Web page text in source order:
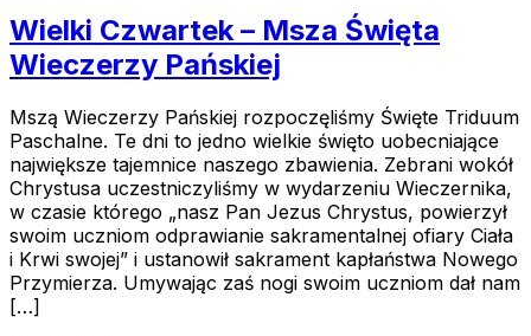
Wielki Czwartek – Msza Święta
Wieczerzy Pańskiej
Mszą Wieczerzy Pańskiej rozpoczęliśmy Święte Triduum
Paschalne. Te dni to jedno wielkie święto uobecniające
największe tajemnice naszego zbawienia. Zebrani wokół
Chrystusa uczestniczyliśmy w wydarzeniu Wieczernika,
w czasie którego „nasz Pan Jezus Chrystus, powierzył
swoim uczniom odprawianie sakramentalnej ofiary Ciała
i Krwi swojej” i ustanowił sakrament kapłaństwa Nowego
Przymierza. Umywając zaś nogi swoim uczniom dał nam
[…]